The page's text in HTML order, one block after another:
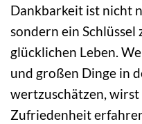
Dankbarkeit ist nicht
sondern ein
glücklichen Leben.
und großen Dinge in
wertzuschätzen,
Zufriedenheit